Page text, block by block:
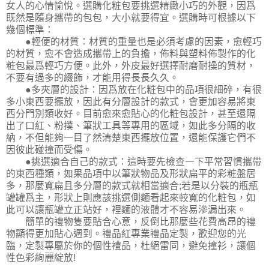
女人的心情愉悅。選購化粧包要挑選精緻小巧的外觀，因爲
既然是隨身攜帶的包包，大小就要得宜。選購時可根據以下
幾個標準：
●輕便的材質：材質的重量也是必須考慮的因素，愈輕巧
的材質，愈不會造成攜帶上的負擔，佈料與塑料佈製作的化
粧包最爲輕巧方便。此外，外皮最好選擇耐磨耐操的質材，
不要有過多的綴飾，才能用得長長久久。
●多夾層的設計：因爲放在化粧包中的品項很細碎，有很
多小東西要擺放，因此有分層設計的款式，會更加容易將東
西分門別類收好。目前愈來愈貼心的化粧包設計，甚至還隔
出了口紅、粉撲、筆狀工具等專用的區域，如此多分隔的收
納，不但能夠一目了然清楚東西擺放位置，還能保護它們不
因彼此碰撞而受傷。
●挑選適合自己的款式：這時要先檢查一下平常習慣攜帶
的東西種類，如果品項中以筆狀物品及形狀扁平的彩粧盤居
多，那麼寬扁且多分層的款式就相當適合;若是以分裝的瓶瓶
罐罐爲主，形狀上則應該挑選側麵看起來較寬的化粧包，如
此可以讓瓶罐立正站好，裡麵的液體才不容易滲漏出來。
簡單的禮物隻要貼合心意，反倒比那麼些花費高昂的禮
物顯得更加貼心週到。禮品紅專業禮品定製，歡迎您的光
臨，定製專屬於你的個性禮品，杜絕雷同，避免撞衫，讓個
性色彩絢麗綻放!